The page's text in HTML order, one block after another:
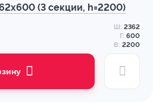
(3 секции, h=2200)
Ш: 2362
Г: 600
В: 2200